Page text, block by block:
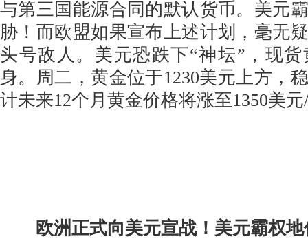
与第三国能源合同的默认货币。美元
胁！而欧盟如果宣布上述计划，毫无
头号敌人。美元恐跌下“神坛”，现
身。周二，黄金位于1230美元上方，
计未来12个月黄金价格将涨至1350美
欧洲正式向美元宣战！美元霸权